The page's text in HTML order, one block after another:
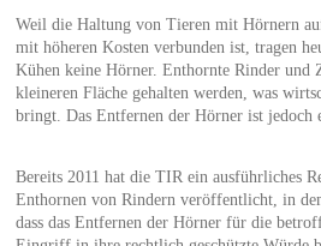
Weil die Haltung von Tieren mit Hörnern
mit höheren Kosten verbunden ist, tragen
Kühen keine Hörner. Enthornte Rinder und
kleineren Fläche gehalten werden, was
bringt. Das Entfernen der Hörner ist jedoch
Bereits 2011 hat die TIR ein ausführliches
Enthornen von Rindern veröffentlicht, in
dass das Entfernen der Hörner für die